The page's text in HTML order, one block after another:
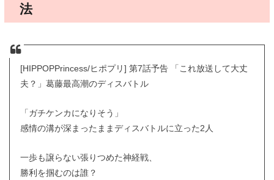
法
[HIPPOPPrincess/ヒポプリ] 第7話予告 「これ放送して大丈
夫？」葛藤最高潮のディスバトル
「ガチケンカになりそう」
感情の溝が深まったままディスバトルに立った2人
一歩も譲らない張りつめた神経戦、
勝利を掴むのは誰？